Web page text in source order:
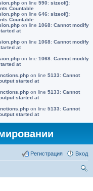
on line 590: sizeof():
Countable
on line 646: sizeof():
Countable
on line 1068: Cannot modify
at
on line 1068: Cannot modify
at
on line 1068: Cannot modify
at
on line 5133: Cannot
started at
on line 5133: Cannot
started at
on line 5133: Cannot
started at
Вход
Регистрация